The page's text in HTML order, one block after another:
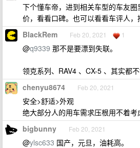
下个懂车帝，进到相关车型的车友
价，看看口碑。也可以看看车评人
BlackRem Feb 20, 2021 1
@q9339 那不是要漂到失联。
领克系列、RAV4 、CX-5 、其实都
chenyu8674 Feb 20, 2021
安全>舒适>外观
绝大部分人的用车需求压根用不着考
bigbunny Feb 20, 2021
@ylsc633 国产，元旦，油耗高。